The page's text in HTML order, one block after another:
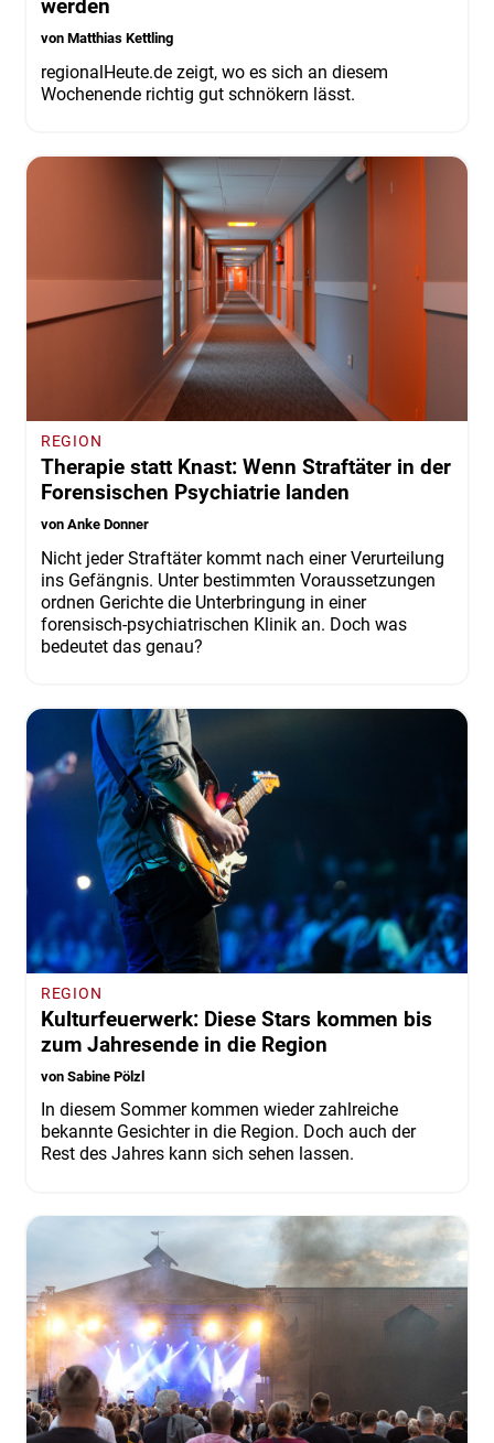
werden
von Matthias Kettling
regionalHeute.de zeigt, wo es sich an diesem
Wochenende richtig gut schnökern lässt.
REGION
Therapie statt Knast: Wenn Straftäter in der
Forensischen Psychiatrie landen
von Anke Donner
Nicht jeder Straftäter kommt nach einer Verurteilung
ins Gefängnis. Unter bestimmten Voraussetzungen
ordnen Gerichte die Unterbringung in einer
forensisch-psychiatrischen Klinik an. Doch was
bedeutet das genau?
REGION
Kulturfeuerwerk: Diese Stars kommen bis
zum Jahresende in die Region
von Sabine Pölzl
In diesem Sommer kommen wieder zahlreiche
bekannte Gesichter in die Region. Doch auch der
Rest des Jahres kann sich sehen lassen.